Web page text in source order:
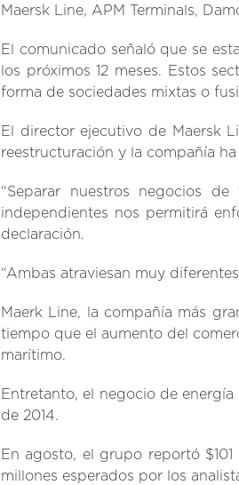
Maersk Line, APM Terminals,
El comunicado señaló que se
los próximos 12 meses. Estos
forma de sociedades mixtas o
El director ejecutivo de Maersk
reestructuración y la compañía
“Separar nuestros negocios
independientes nos permitirá
declaración.
“Ambas atraviesan muy
Maerk Line, la compañía más
tiempo que el aumento del
marítimo.
Entretanto, el negocio de
de 2014.
En agosto, el grupo reportó
millones esperados por los